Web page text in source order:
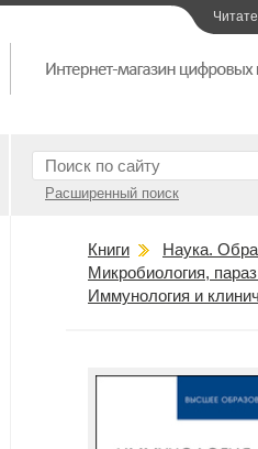
Расширенный поиск
Книги
Наука.
Микробиология,
Иммунология и